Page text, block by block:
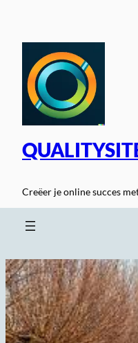
inhoud
Creëer je online succes